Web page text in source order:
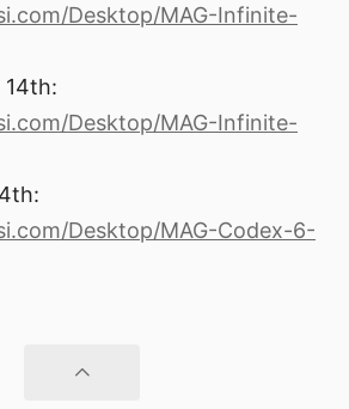
Desktop/MAG-Infinite-
14th:
Desktop/MAG-Infinite-
Desktop/MAG-Codex-6-